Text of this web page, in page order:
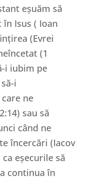
eșuăm să
Isus ( Ioan
(Evrei
(1
i iubim pe
i
ne
sau să
când ne
încercări (Iacov
eșecurile să
continua în